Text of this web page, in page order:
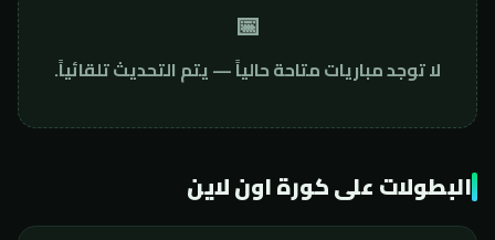
📅
لا توجد مباريات متاحة حالياً — يتم التحديث تلقائياً.
البطولات على كورة اون لاين